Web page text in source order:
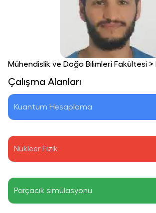
Mühendislik ve Doğa Bilimleri Fakültesi >
Çalışma Alanları
Kuantum Hesaplama
Nükleer Fizik
Parçacık simülasyonu